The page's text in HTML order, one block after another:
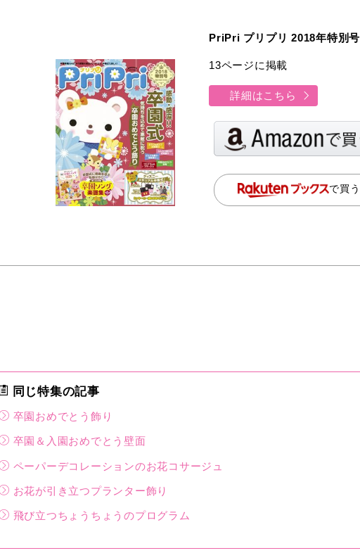
PriPri プリプリ 2018年特別号
13ページに掲載
詳細はこちら
で買う
同じ特集の記事
卒園おめでとう飾り
卒園＆入園おめでとう壁面
ペーパーデコレーションのお花コサージュ
お花が引き立つプランター飾り
飛び立つちょうちょうのプログラム